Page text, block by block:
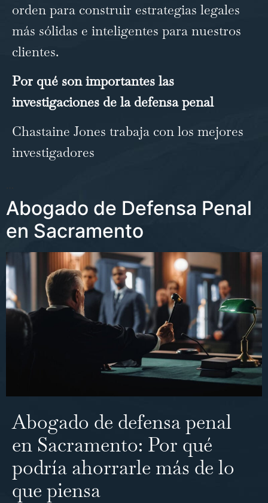
orden para construir estrategias legales
más sólidas e inteligentes para nuestros
clientes.
Por qué son importantes las
investigaciones de la defensa penal
Chastaine Jones trabaja con los mejores
investigadores
Abogado de Defensa Penal
en Sacramento
Abogado de defensa penal
en Sacramento: Por qué
podría ahorrarle más de lo
que piensa